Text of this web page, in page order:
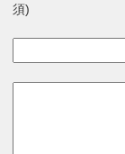
須)